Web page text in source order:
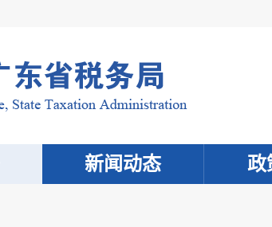
新闻动态 政